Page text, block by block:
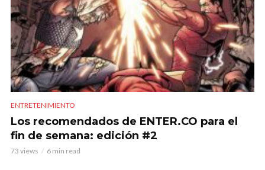
ENTRETENIMIENTO
Los recomendados de ENTER.CO para el
fin de semana: edición #2
73 views 6 min read